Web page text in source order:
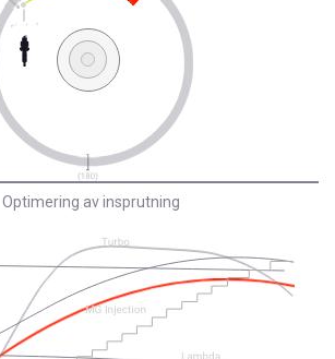
Optimering av insprutning